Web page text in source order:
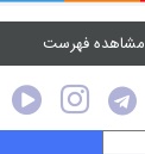
مشاهده فهرست